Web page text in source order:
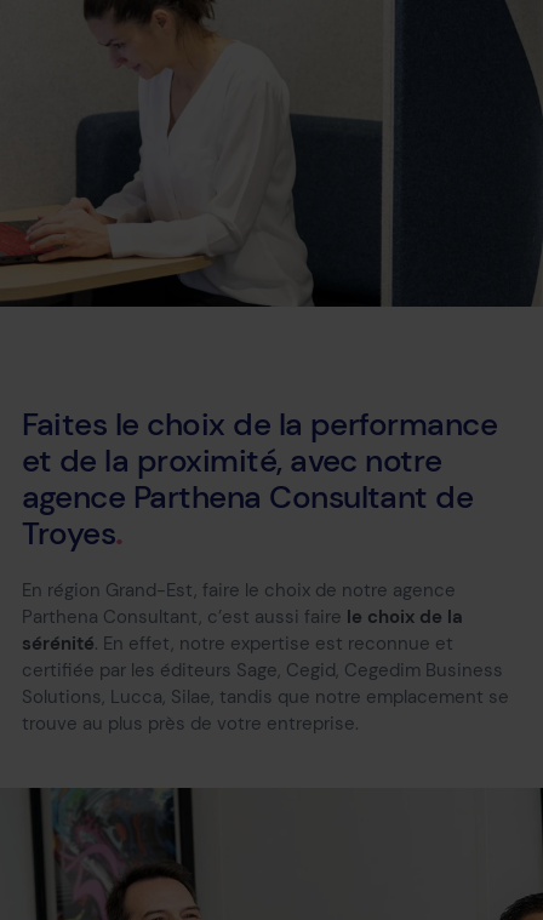
Faites le choix de la performance
et de la proximité, avec notre
agence Parthena Consultant de
Troyes
En région Grand-Est, faire le choix de notre agence
Parthena Consultant, c’est aussi faire le choix de la
sérénité. En effet, notre expertise est reconnue et
certifiée par les éditeurs Sage, Cegid, Cegedim Business
Solutions, Lucca, Silae, tandis que notre emplacement se
trouve au plus près de votre entreprise.